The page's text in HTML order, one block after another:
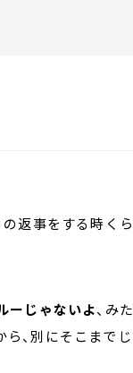
返事をする時くら
ーじゃないよ、みた
、別にそこまでじ